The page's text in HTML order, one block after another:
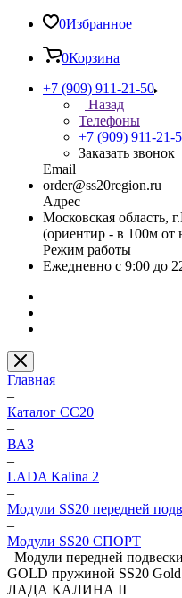
0Избранное
0Корзина
+7 (909) 911-21-50
Назад
Телефоны
+7 (909) 911-21-
Заказать звонок
Email
order@ss20region.ru
Адрес
Московская область,
(ориентир - в 100м
Режим работы
Ежедневно с 9:00 до
Главная
–
Каталог CC20
–
ВАЗ
–
LADA Kalina 2
–
Модули SS20 передней
–
Модули SS20 СПОРТ
–Модули передней
GOLD пружиной SS20 Gold
ЛАДА КАЛИНА II